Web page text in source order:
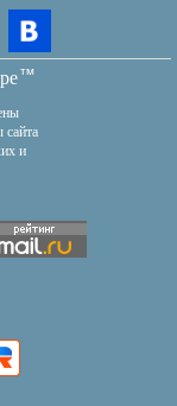
тм
и